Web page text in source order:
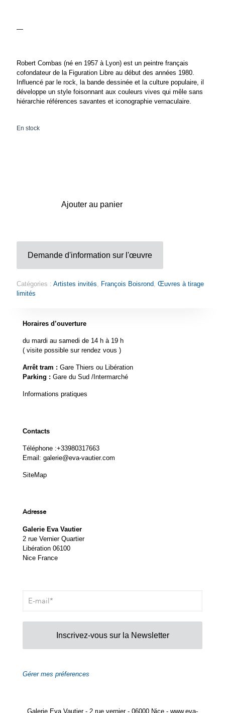
—
Robert Combas (né en 1957 à Lyon) est un peintre français
cofondateur de la Figuration Libre au début des années 1980.
Influencé par le rock, la bande dessinée et la culture populaire, il
développe un style foisonnant aux couleurs vives qui mêle sans
hiérarchie références savantes et iconographie vernaculaire.
En stock
Ajouter au panier
Demande d'information sur l'œuvre
Catégories : Artistes invités François Boisrond Œuvres à tirage
limités
Horaires d’ouverture
du mardi au samedi de 14 h à 19 h
( visite possible sur rendez vous )
Arrêt tram : Gare Thiers ou Libération
Parking : Gare du Sud /Intermarché
Informations pratiques
Contacts
Téléphone :+33980317663
Email: galerie@eva-vautier.com
SiteMap
Adresse
Galerie Eva Vautier
2 rue Vernier Quartier
Libération 06100
Nice France
Inscrivez-vous sur la Newsletter
Gérer mes préferences
Galerie Eva Vautier - 2 rue vernier - 06000 Nice - www.eva-